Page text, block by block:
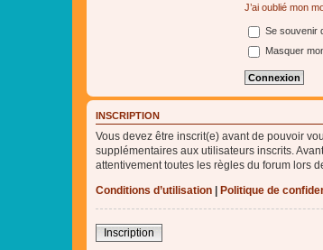
J’ai oublié mon
Se souvenir
Masquer
INSCRIPTION
Vous devez être inscrit(e) avant de pouvoir
supplémentaires aux utilisateurs inscrits.
attentivement toutes les règles du forum lors
Conditions d’utilisation
Politique de
Inscription